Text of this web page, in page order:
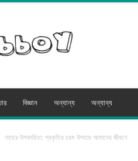
মিডিয়া
বিজ্ঞান অন্যান্য অন্যান্য
গাছের উপকারিতা: প্রকৃতির চরম উপহার আমাদের জীবনে